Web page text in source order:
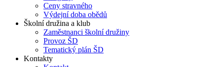
Ceny stravného
Výdejní doba obědů
Školní družina a klub
Zaměstnanci školní družiny
Provoz ŠD
Tematický plán ŠD
Kontakty